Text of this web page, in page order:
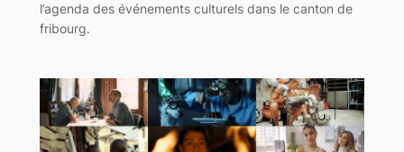
l’agenda des événements culturels dans le canton de
fribourg.